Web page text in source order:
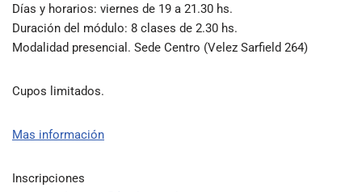
Días y horarios: viernes de 19 a 21.30 hs.
Duración del módulo: 8 clases de 2.30 hs.
Modalidad presencial. Sede Centro (Velez Sarfield 264)
Cupos limitados.
Mas información
Inscripciones